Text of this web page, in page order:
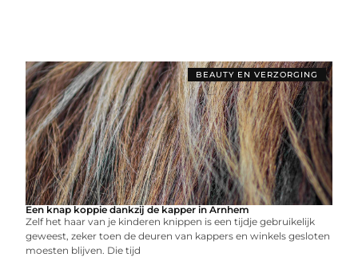
BEAUTY EN VERZORGING
Een knap koppie dankzij de kapper in Arnhem
Zelf het haar van je kinderen knippen is een tijdje gebruikelijk
geweest, zeker toen de deuren van kappers en winkels gesloten
moesten blijven. Die tijd